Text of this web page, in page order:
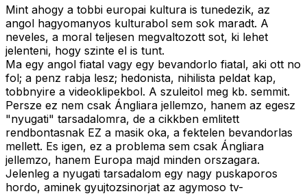
Mint ahogy a tobbi europai kultura is tunedezik, az
angol hagyomanyos kulturabol sem sok maradt. A
neveles, a moral teljesen megvaltozott sot, ki lehet
jelenteni, hogy szinte el is tunt.
Ma egy angol fiatal vagy egy bevandorlo fiatal, aki ott no
fol; a penz rabja lesz; hedonista, nihilista peldat kap,
tobbnyire a videoklipekbol. A szuleitol meg kb. semmit.
Persze ez nem csak Ángliara jellemzo, hanem az egesz
"nyugati" tarsadalomra, de a cikkben emlitett
rendbontasnak EZ a masik oka, a fektelen bevandorlas
mellett. Es igen, ez a problema sem csak Ángliara
jellemzo, hanem Europa majd minden orszagara.
Jelenleg a nyugati tarsadalom egy nagy puskaporos
hordo, aminek gyujtozsinorjat az agymoso tv-